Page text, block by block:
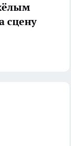
сцену